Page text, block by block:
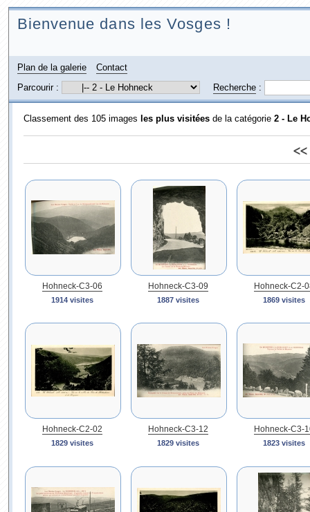
Bienvenue dans les Vosges !
Plan de la galerie
Contact
Parcourir :
Recherche:
Classement des 105 images les plus visitéesde la catégorie 2 - Le
<<
Hohneck-C3-06
1914 visites
Hohneck-C3-09
1887 visites
Hohneck-C2-
1869 visites
Hohneck-C2-02
1829 visites
Hohneck-C3-12
1829 visites
Hohneck-C3-
1823 visites